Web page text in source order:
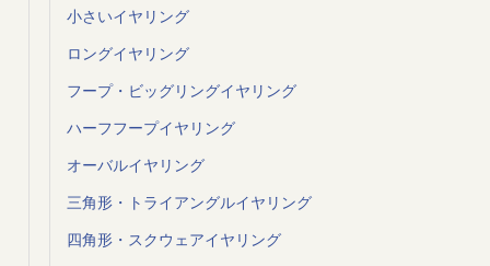
小さいイヤリング
ロングイヤリング
フープ・ビッグリングイヤリング
ハーフフープイヤリング
オーバルイヤリング
三角形・トライアングルイヤリング
四角形・スクウェアイヤリング